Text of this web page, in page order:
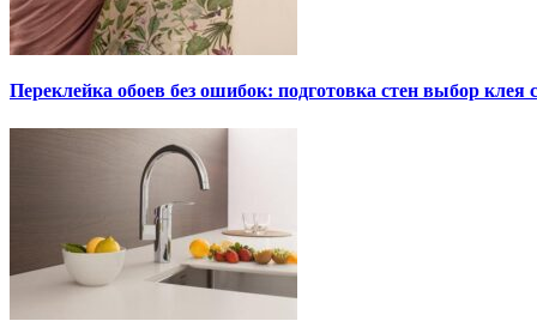
Переклейка обоев без ошибок: подготовка стен выбор клея